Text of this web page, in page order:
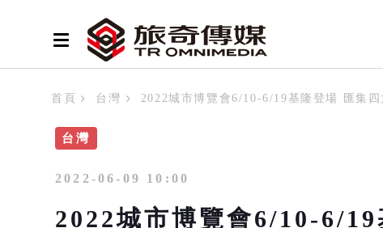
首頁 台灣 2022城市博覽會6/10-6/19基隆登場 匯集
台灣
2022-06-09 10:00
2022城市博覽會6/10-6/